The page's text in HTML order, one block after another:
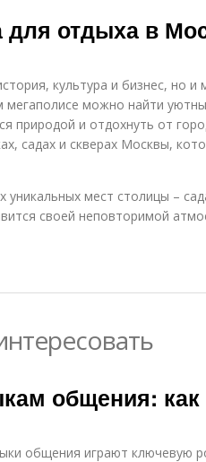
отдыха в
культура и бизнес, но
можно найти
природой и отдохнуть от
садах и скверах Москвы,
уникальных мест столицы –
своей неповторимой
общения: как
общения играют ключевую